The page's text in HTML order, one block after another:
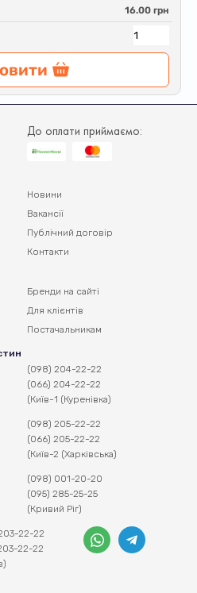
16.00 грн
До оплати приймаємо:
Новини
Вакансії
Публічний договір
Контакти
Бренди на сайті
Для клієнтів
Постачальникам
(098) 204-22-22
(066) 204-22-22
(Київ-1 (Куренівка)
(098) 205-22-22
(066) 205-22-22
(Київ-2 (Харківська)
(098) 001-20-20
(095) 285-25-25
(Кривий Ріг)
22-22
22-22